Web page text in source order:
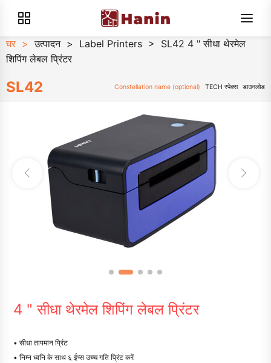
घर > उत्पादन> Label Printers >
SL42 4 " सीधा थेरमेल
शिपिंग लेबल प्रिंटर
SL42 Constellation name (optional) TECH स्पेक्स डाउनलोड
4 " सीधा थेरमेल शिपिंग लेबल प्रिंटर
• सीधा तापमान प्रिंट
• निम्न ध्वनि के साथ ६ ईप्स उच्च गति प्रिंट करें